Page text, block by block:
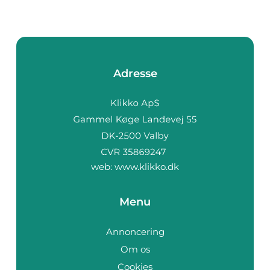
Adresse
web: www.klikko.dk
Menu
Annoncering
Om os
Cookies